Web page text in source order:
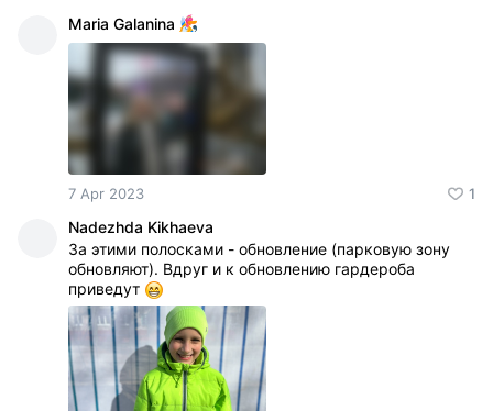
Maria Galanina
7 Apr 2023 1
Nadezhda Kikhaeva
За этими полосками - обновление (парковую зону
обновляют). Вдруг и к обновлению гардероба
приведут